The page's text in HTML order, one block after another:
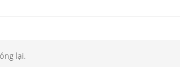
lại.